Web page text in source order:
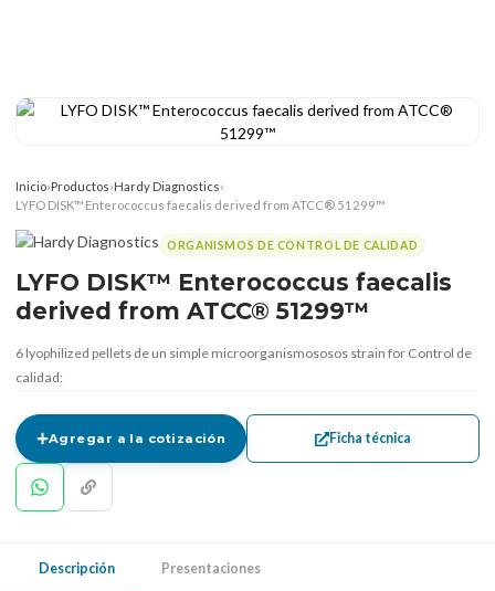
Inicio›Productos›Hardy Diagnostics›
LYFO DISK™ Enterococcus faecalis derived from ATCC® 51299™
ORGANISMOS DE CONTROL DE CALIDAD
LYFO DISK™ Enterococcus faecalis
derived from ATCC® 51299™
6 lyophilized pellets de un simple microorganismososos strain for Control de
calidad:
Agregar a la cotización Ficha técnica
Descripción Presentaciones